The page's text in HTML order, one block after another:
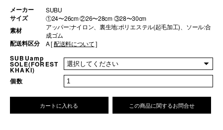
メーカー SUBU
サイズ ①24〜26cm ②26〜28cm ③28〜30cm
素材
アッパー:ナイロン、裏生地:ポリエステル(起毛加工)、ソール:合
成ゴム
配送料区分 A [配送料について]
SUBUamp
SOLE(FOREST
KHAKI)
個数
カートに入れる この商品に関するお問合せ